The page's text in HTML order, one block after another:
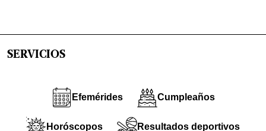
SERVICIOS
Efemérides Cumpleaños
Horóscopos Resultados deportivos